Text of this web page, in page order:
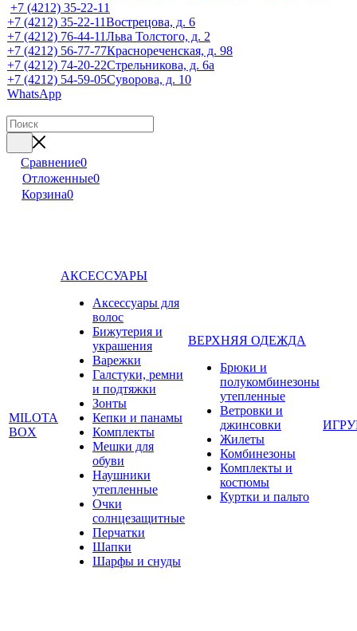
+7 (4212) 35-22-11
+7 (4212) 35-22-11Вострецова, д. 6
+7 (4212) 76-44-11Льва Толстого, д. 2
+7 (4212) 56-77-77Краснореченская, д. 98
+7 (4212) 74-20-22Стрельникова, д. 6а
+7 (4212) 54-59-05Суворова, д. 10
WhatsApp
Сравнение0
Отложенные0
Корзина0
MILOTA
BOX
АКСЕССУАРЫ
Аксессуары для
волос
Бижутерия и
украшения
Варежки
Галстуки, ремни
и подтяжки
Зонты
Кепки и панамы
Комплекты
Мешки для
обуви
Наушники
утепленные
Очки
солнцезащитные
Перчатки
Шапки
Шарфы и снуды
ВЕРХНЯЯ ОДЕЖДА
Брюки и
полукомбинезоны
утепленные
Ветровки и
джинсовки
Жилеты
Комбинезоны
Комплекты и
костюмы
Куртки и пальто